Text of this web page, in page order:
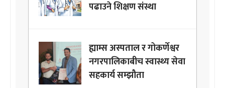
पढाउने शिक्षण संस्था
ह्याम्स अस्पताल र गोकर्णेश्वर
नगरपालिकाबीच स्वास्थ्य सेवा
सहकार्य सम्झौता